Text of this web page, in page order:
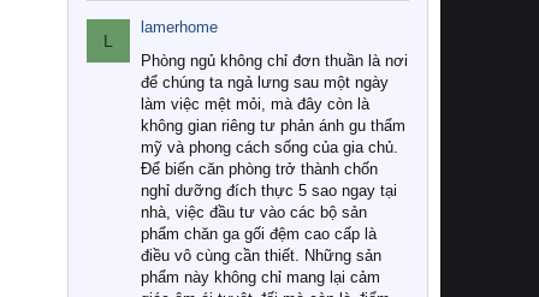
L
lamerhome
Phòng ngủ không chỉ đơn thuần là nơi
để chúng ta ngả lưng sau một ngày
làm việc mệt mỏi, mà đây còn là
không gian riêng tư phản ánh gu thẩm
mỹ và phong cách sống của gia chủ.
Để biến căn phòng trở thành chốn
nghỉ dưỡng đích thực 5 sao ngay tại
nhà, việc đầu tư vào các bộ sản
phẩm chăn ga gối đệm cao cấp là
điều vô cùng cần thiết. Những sản
phẩm này không chỉ mang lại cảm